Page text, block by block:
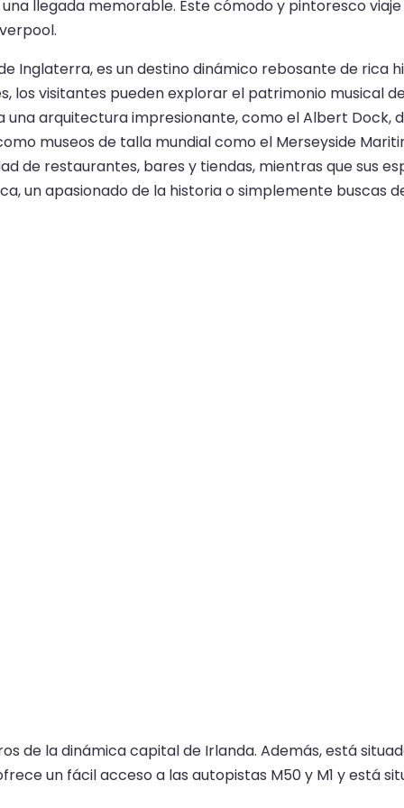
llegada memorable. Este cómodo y pintoresco
Inglaterra, es un destino dinámico rebosante de rica
los visitantes pueden explorar el patrimonio musical
una arquitectura impresionante, como el Albert Dock,
museos de talla mundial como el Merseyside
de restaurantes, bares y tiendas, mientras que sus
un apasionado de la historia o simplemente buscas
de la dinámica capital de Irlanda. Además, está
un fácil acceso a las autopistas M50 y M1 y está